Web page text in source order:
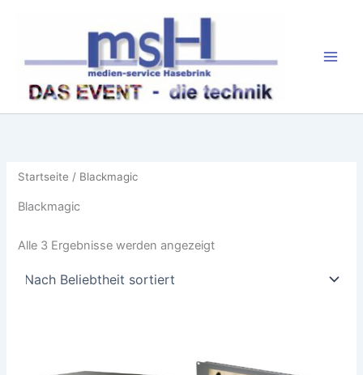
Startseite / Blackmagic
Blackmagic
Alle 3 Ergebnisse werden angezeigtNach